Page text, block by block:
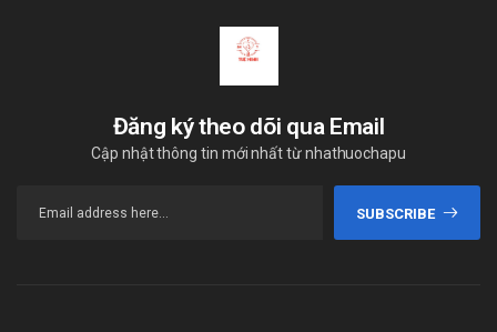
Đăng ký theo dõi qua Email
Cập nhật thông tin mới nhất từ nhathuochapu
SUBSCRIBE